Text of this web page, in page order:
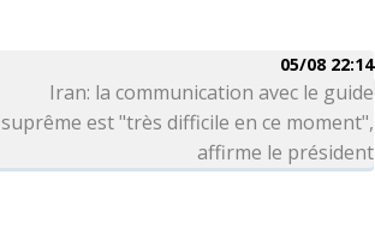
05/08 22:14
Iran: la communication avec le guide
suprême est "très difficile en ce moment",
affirme le président